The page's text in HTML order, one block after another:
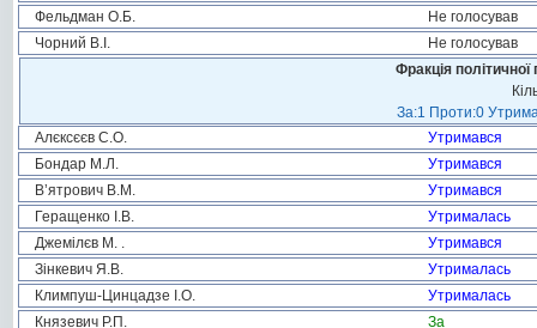
Фельдман О.Б.
Не голосував
Чорний В.І.
Не голосував
Фракція
За:1 Проти:0
Алєксєєв С.О.
Утримався
Бондар М.Л.
Утримався
В’ятрович В.М.
Утримався
Геращенко І.В.
Утрималась
Джемілєв М. .
Утримався
Зінкевич Я.В.
Утрималась
Климпуш-Цинцадзе І.О.
Утрималась
Князевич Р.П.
За